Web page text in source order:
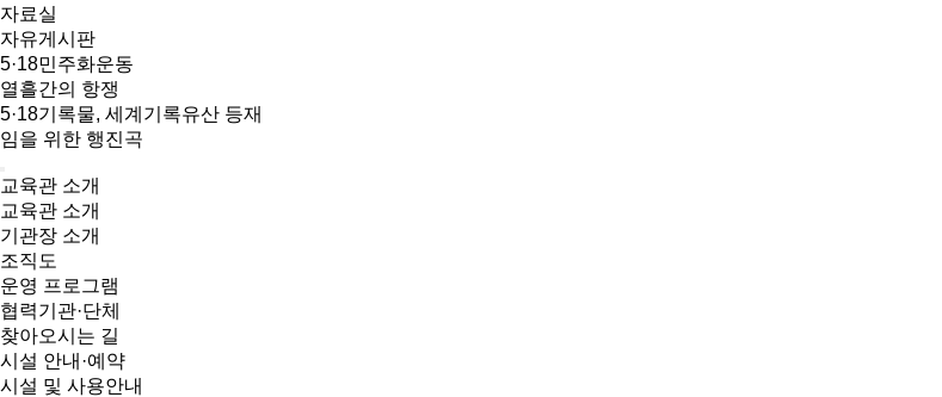
자료실
자유게시판
5·18민주화운동
열흘간의 항쟁
5·18기록물, 세계기록유산 등재
임을 위한 행진곡
교육관 소개
교육관 소개
기관장 소개
조직도
운영 프로그램
협력기관·단체
찾아오시는 길
시설 안내·예약
시설 및 사용안내